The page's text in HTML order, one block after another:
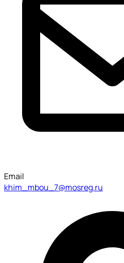
Email
khim_mbou_7@mosreg.ru